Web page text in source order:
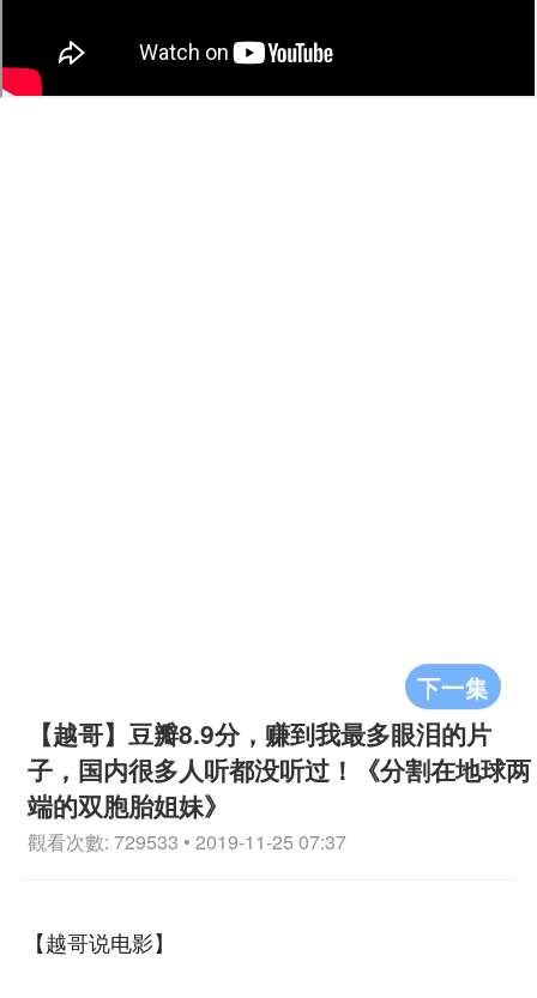
下一集
【越哥】豆瓣8.9分，赚到我最多眼泪的片
子，国内很多人听都没听过！《分割在地球两
端的双胞胎姐妹》
觀看次數: 729533 • 2019-11-25 07:37
【越哥说电影】